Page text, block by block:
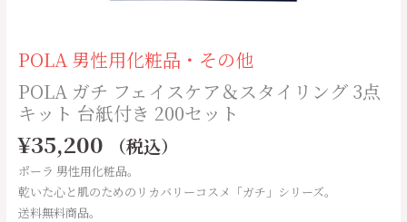
POLA 男性用化粧品・その他
POLA ガチ フェイスケア＆スタイリング 3点
キット 台紙付き 200セット
¥35,200 （税込）
ポーラ 男性用化粧品。
乾いた心と肌のためのリカバリーコスメ「ガチ」シリーズ。
送料無料商品。
リ
ン
グ
点
キ
ッ
ト